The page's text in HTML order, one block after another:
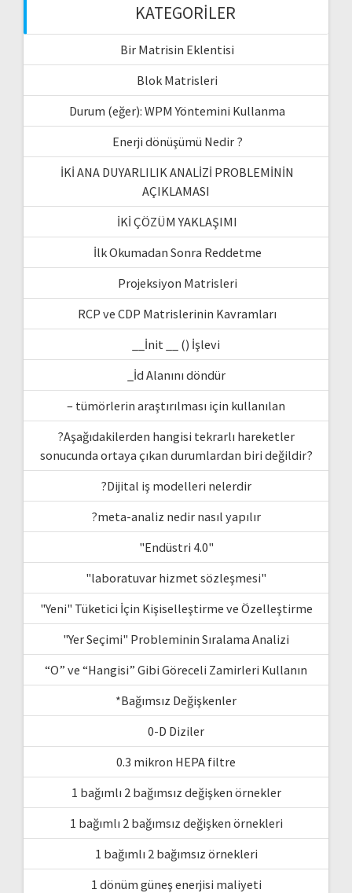
KATEGORILER
Bir Matrisin Eklentisi
Blok Matrisleri
Durum (eğer): WPM Yöntemini Kullanma
Enerji dönüşümü Nedir ?
İKİ ANA DUYARLILIK ANALİZİ PROBLEMİNİN
AÇIKLAMASI
İKİ ÇÖZÜM YAKLAŞIMI
İlk Okumadan Sonra Reddetme
Projeksiyon Matrisleri
RCP ve CDP Matrislerinin Kavramları
__İnit __ () İşlevi
_İd Alanını döndür
– tümörlerin araştırılması için kullanılan
?Aşağıdakilerden hangisi tekrarlı hareketler
sonucunda ortaya çıkan durumlardan biri değildir?
?Dijital iş modelleri nelerdir
?meta-analiz nedir nasıl yapılır
"Endüstri 4.0"
"laboratuvar hizmet sözleşmesi"
"Yeni" Tüketici İçin Kişiselleştirme ve Özelleştirme
"Yer Seçimi" Probleminin Sıralama Analizi
“O” ve “Hangisi” Gibi Göreceli Zamirleri Kullanın
*Bağımsız Değişkenler
0-D Diziler
0.3 mikron HEPA filtre
1 bağımlı 2 bağımsız değişken örnekler
1 bağımlı 2 bağımsız değişken örnekleri
1 bağımlı 2 bağımsız örnekleri
1 dönüm güneş enerjisi maliyeti